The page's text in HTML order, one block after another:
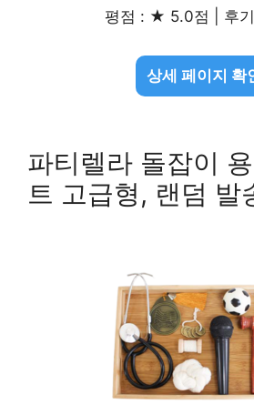
평점 : ★ 5.0점 | 후
상세 페이지 확
파티렐라 돌잡이
트 고급형, 랜덤 발